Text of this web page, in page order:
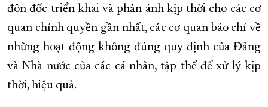
đôn đốc triển khai và phản ánh kịp thời cho các cơ
quan chính quyền gần nhất, các cơ quan báo chí về
những hoạt động không đúng quy định của Đảng
và Nhà nước của các cá nhân, tập thể để xử lý kịp
thời, hiệu quả.